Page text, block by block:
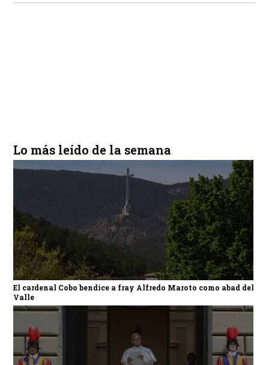
Lo más leído de la semana
El cardenal Cobo bendice a fray Alfredo Maroto como abad del
Valle